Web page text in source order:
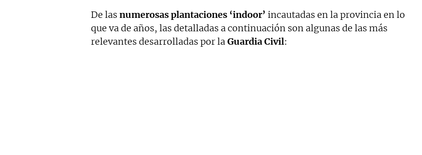
De las numerosas plantaciones ‘indoor’ incautadas en la provincia en lo
que va de años, las detalladas a continuación son algunas de las más
relevantes desarrolladas por laGuardia Civil: